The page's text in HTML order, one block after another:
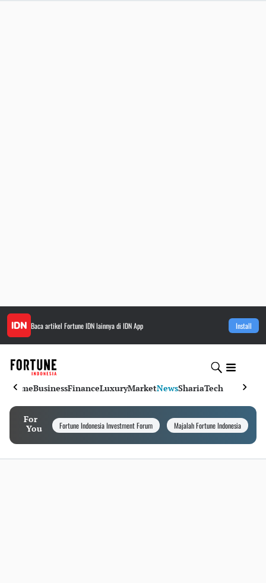
Baca artikel Fortune IDNlainnya di IDN App Install
HomeBusinessFinanceLuxuryMarketNewsShariaTech
For
You
Fortune Indonesia Investment Forum Majalah Fortune Indonesia